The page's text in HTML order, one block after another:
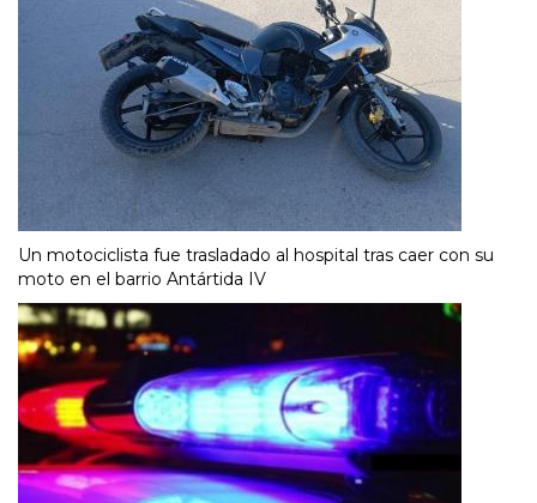
Un motociclista fue trasladado al hospital tras caer con su
moto en el barrio Antártida IV